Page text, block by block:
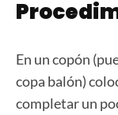
En un copón
copa balón)
completar un